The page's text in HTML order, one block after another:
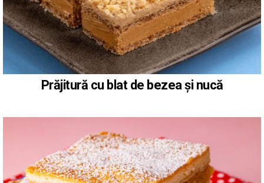
Prăjitură cu blat de bezea și nucă